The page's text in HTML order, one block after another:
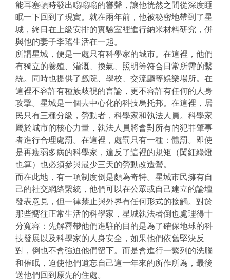
能耳塞頓時發出嗡嗡嗡的響聲，讓他恍然之間從深度睡
眠一下回到了現實。就在兩年前，他被秘密地帶到了星
城，終日在上級安排的實驗室裡進行納米材料研究，併
與他的妻子李瑤生活在一起。
所謂星城，便是一處只有科學家的城市。在這裡，他們
有獨立的養殖、灌溉、換氣、照明等符合日常所需的繫
統。同時也提供了戲院、學校、交流廳等娛樂場所。在
這裡不容許有種族歧視的言論，更不容許有任何的人身
攻擊。星城是一個去中心化的科技烏托邦。在這裡，居
民只有三種分級，勞動者，科學家和執法人員。科學家
屬於城市的核心力量，執法人員將會對所有的犯罪肇事
者進行合理處罰。在這裡，處罰只有一種：體罰。即使
是再瘦弱多病的科學家，違反了這裡的規矩（闖紅綠燈
也算）也必須參與最少三天的勞動改造營。
而在此地，有一項制度倒是頗為奇特。星城市民擁有自
己的社交網絡繫統，他們可以在公眾或自己建立的論壇
發表意見，但一律禁止與外界有任何形式的接觸。對於
那些嚮往正常生活的科學家，星城執法者倒也處理得十
分寬容：先解釋帶他們進駐的目的是為了確保地球的科
技發展以及科學家的人身安全，如果他們依舊堅決反
對，倒也不會強迫他們留下。而是會進行一繫列的洗腦
和催眠，迫使他們遺忘自己這一年來的所作所為，最後
送他們回到原先的住處。